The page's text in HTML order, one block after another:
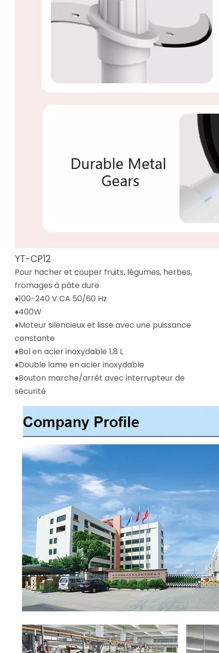
YT-CP12
Pour hacher et couper fruits, légumes, herbes,
fromages à pâte dure
♦100-240 V CA 50/60 Hz
♦400W
♦Moteur silencieux et lisse avec une puissance
constante
♦Bol en acier inoxydable 1,8 L
♦Double lame en acier inoxydable
♦Bouton marche/arrêt avec interrupteur de
sécurité